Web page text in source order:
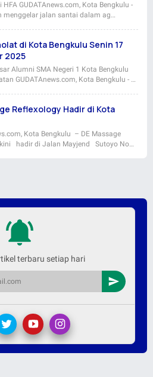
HFA GUDATAnews.com, Kota Bengkulu -
menggelar jalan santai dalam ag…
di Kota Bengkulu Senin 17
2025
Alumni SMA Negeri 1 Kota Bengkulu
GUDATAnews.com, Kota Bengkulu - …
Reflexology Hadir di Kota
Kota Bengkulu – DE Massage
kini hadir di Jalan Mayjend Sutoyo No…
terbaru setiap hari